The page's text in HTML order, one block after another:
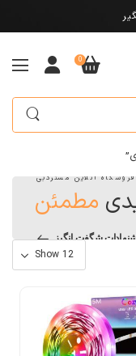
0
فروشگاه آنلاین مستردبی
مطمئن
شگفت انگیز